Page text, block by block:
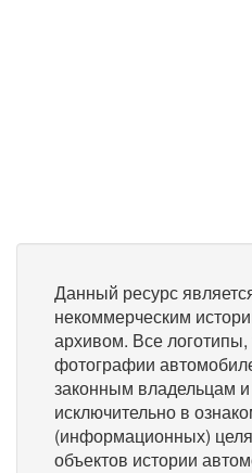
Данный ресурс
некоммерческим
архивом. Все
фотографии
законным владельцам
исключительно в
(информационных)
объектов истории